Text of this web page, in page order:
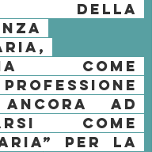
,
come
professione
ad
come
per la